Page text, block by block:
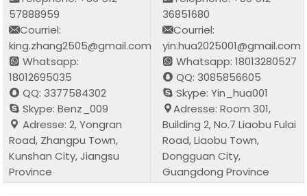
57888959
Courriel:
king.zhang2505@gmail.com
Whatsapp:
18012695035
QQ: 3377584302
Skype: Benz_009
Adresse: 2, Yongran
Road, Zhangpu Town,
Kunshan City, Jiangsu
Province
36851680
Courriel:
yin.hua2025001@gmail.com
Whatsapp: 18013280527
QQ: 3085856605
Skype: Yin_hua001
Adresse: Room 301,
Building 2, No.7 Liaobu Fulai
Road, Liaobu Town,
Dongguan City,
Guangdong Province